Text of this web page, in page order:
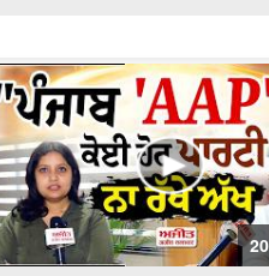
'ਆਪ'
'ਇਸ